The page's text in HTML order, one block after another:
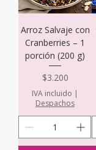
Arroz Salvaje con
Cranberries – 1
porción (200 g)
Precio
$3.200
IVA incluido |
Despachos